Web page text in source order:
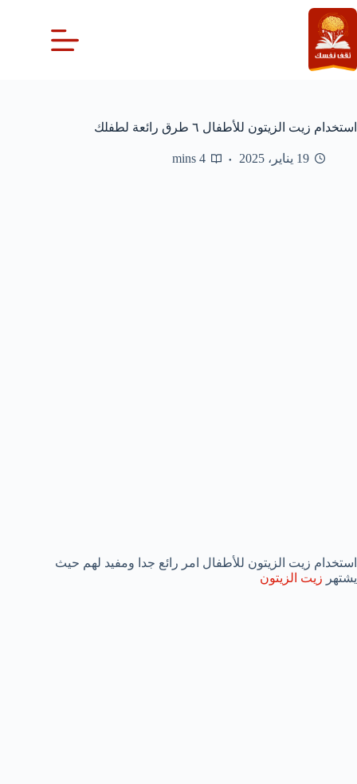
التجاوز
إلى
المحتوى
استخدام زيت الزيتون للأطفال ٦ طرق رائعة لطفلك
19 يناير، 2025 4 mins
استخدام زيت الزيتون للأطفال امر رائع جدا ومفيد لهم حيث
يشتهر زيت الزيتون